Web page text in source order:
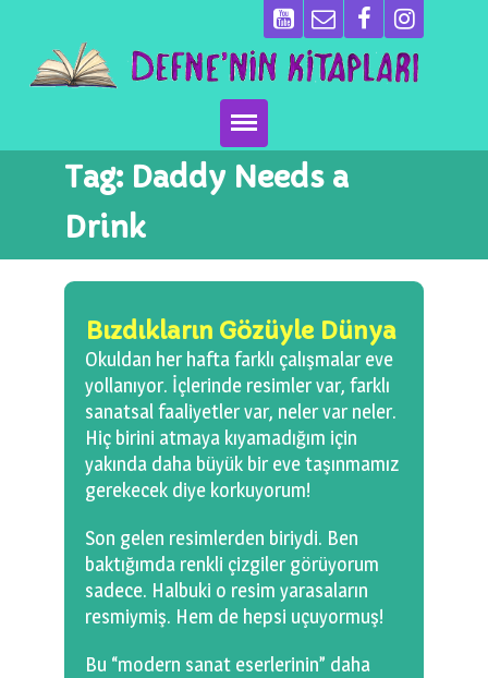
Ana Sayfa
Kitaplarımız
Ben Kimim?
Emeği Geçenler
Neler Yapıyoruz?
Basın
0 km.Bızdıklar Yazılarım
Filmlerimiz
Hadi Bize Yazın
Tag: Daddy Needs a
Drink
Bızdıkların Gözüyle Dünya
Okuldan her hafta farklı çalışmalar eve
yollanıyor. İçlerinde resimler var, farklı
sanatsal faaliyetler var, neler var neler.
Hiç birini atmaya kıyamadığım için
yakında daha büyük bir eve taşınmamız
gerekecek diye korkuyorum!
Son gelen resimlerden biriydi. Ben
baktığımda renkli çizgiler görüyorum
sadece. Halbuki o resim yarasaların
resmiymiş. Hem de hepsi uçuyormuş!
Bu “modern sanat eserlerinin” daha